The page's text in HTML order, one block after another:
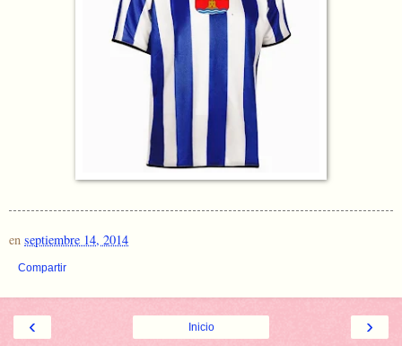
en septiembre 14, 2014
Compartir
‹ ›
Inicio